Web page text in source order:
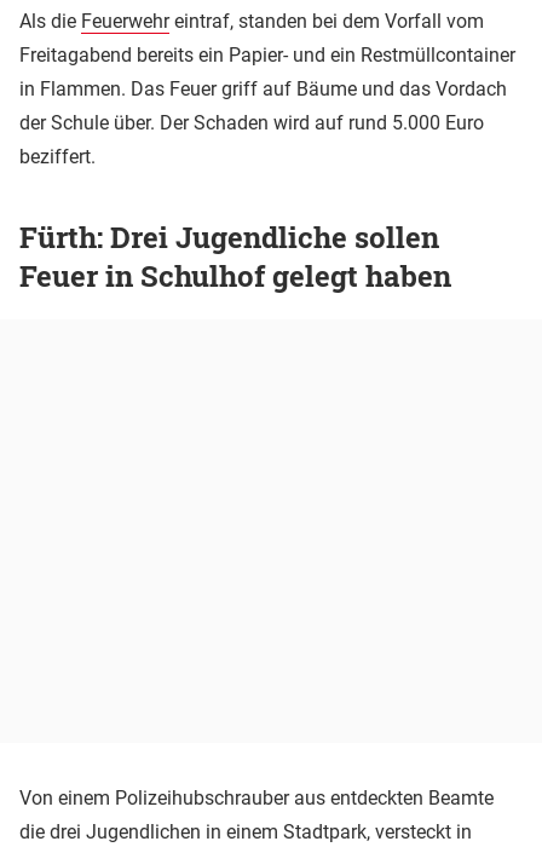
Als die Feuerwehreintraf, standen bei dem Vorfall vom
Freitagabend bereits ein Papier- und ein Restmüllcontainer
in Flammen. Das Feuer griff auf Bäume und das Vordach
der Schule über. Der Schaden wird auf rund 5.000 Euro
beziffert.
Fürth: Drei Jugendliche sollen
Feuer in Schulhof gelegt haben
Von einem Polizeihubschrauber aus entdeckten Beamte
die drei Jugendlichen in einem Stadtpark, versteckt in